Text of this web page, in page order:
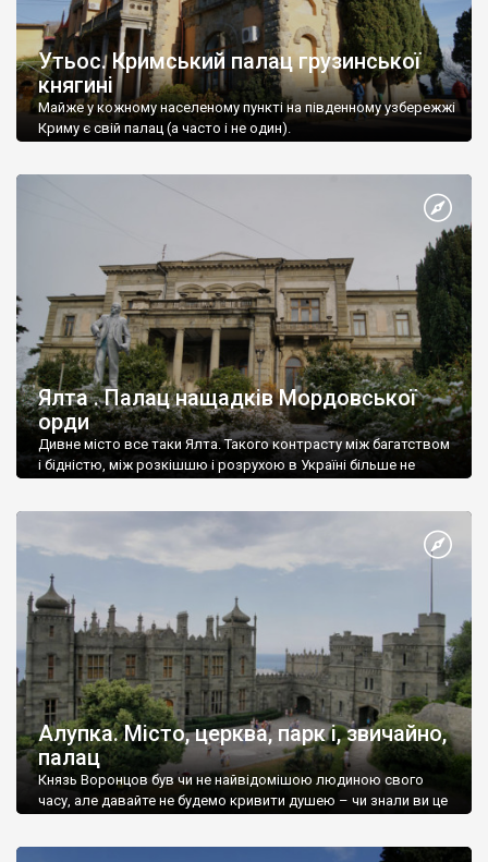
Утьос. Кримський палац грузинської
княгині
Майже у кожному населеному пункті на південному узбережжі
Криму є свій палац (а часто і не один).
Ялта . Палац нащадків Мордовської
орди
Дивне місто все таки Ялта. Такого контрасту між багатством
і бідністю, між розкішшю і розрухою в Україні більше не
Алупка. Місто, церква, парк і, звичайно,
палац
Князь Воронцов був чи не найвідомішою людиною свого
часу, але давайте не будемо кривити душею – чи знали ви це